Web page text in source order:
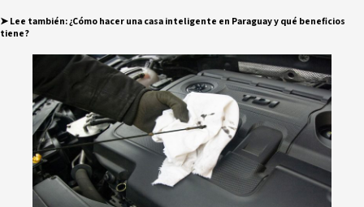
➤ Lee también: ¿Cómo hacer una casa inteligente en Paraguay y qué beneficios
tiene?